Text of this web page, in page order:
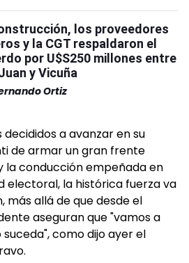
los proveedores
y la CGT respaldaron el
por U$S250 millones entre
y Vicuña
Ortiz
a avanzar en su
de armar un gran frente
la conducción empeñada en
electoral, la histórica fuerza va
más allá de que desde el
aseguran que "vamos a
como dijo ayer el